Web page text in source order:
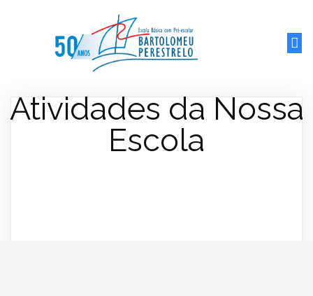
Atividades da Nossa
Escola